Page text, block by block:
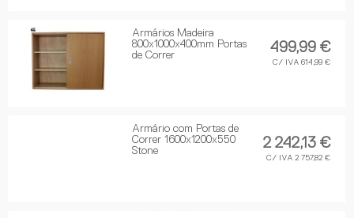
Armários Madeira
800x1000x400mm Portas
de Correr
499,99 €
C/ IVA 614,99 €
Armário com Portas de
Correr 1600x1200x550
Stone
2 242,13 €
C/ IVA 2 757,82 €